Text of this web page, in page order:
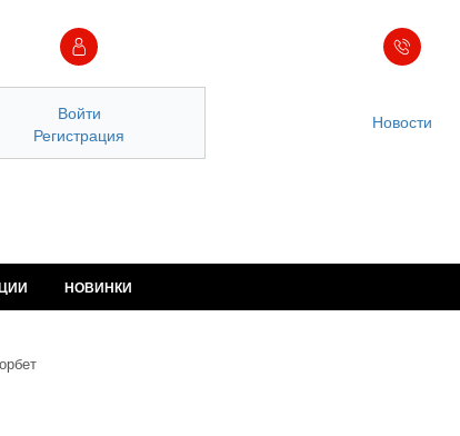
Войти
Регистрация
Новости
НОВИНКИ